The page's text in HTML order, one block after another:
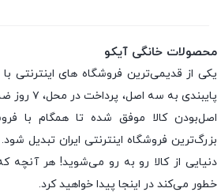
محصولات خانگی آیکو
یکی از قدیمی‌ترین فروشگاه های اینترنتی
پایبندی به
اصل‌بودن کالا موفق شده تا همگام با
بزرگ‌ترین فروشگاه اینترنتی ایران تبدیل
دنیایی از کالا رو به رو می‌شوید! هر آنچه
خطور می‌کند در اینجا پیدا خواهید کرد.